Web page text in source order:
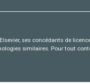
ses concédants de
similaires. Pour tout